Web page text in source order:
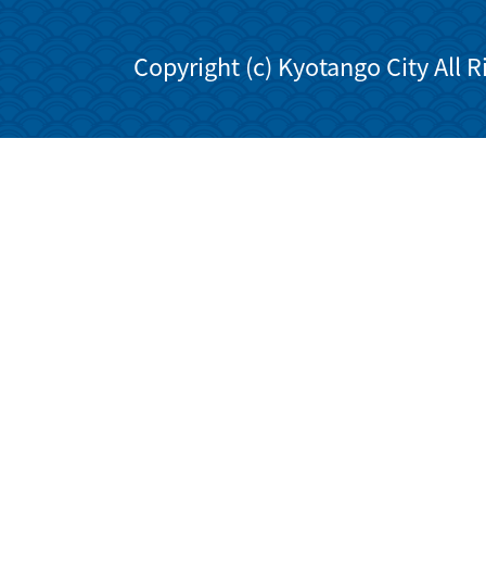
Copyright (c) Kyotango City All